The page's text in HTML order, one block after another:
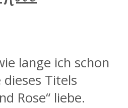
lange ich schon
Titels
Rose“ liebe.